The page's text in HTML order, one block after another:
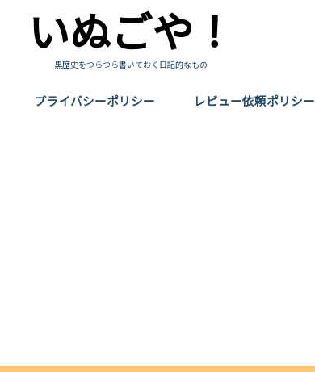
いぬごや！
黒歴史をつらつら書いておく日記的なもの
プライバシーポリシー レビュー依頼ポリシー